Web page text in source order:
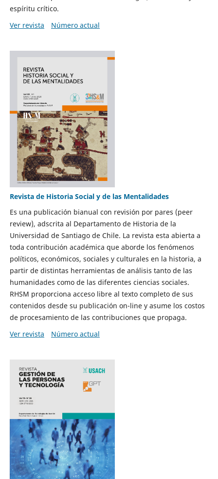
espíritu crítico.
Ver revista
Número actual
Revista de Historia Social y de las Mentalidades
Es una publicación bianual con revisión por pares (peer
review), adscrita al Departamento de Historia de la
Universidad de Santiago de Chile. La revista esta abierta a
toda contribución académica que aborde los fenómenos
políticos, económicos, sociales y culturales en la historia, a
partir de distintas herramientas de análisis tanto de las
humanidades como de las diferentes ciencias sociales.
RHSM proporciona acceso libre al texto completo de sus
contenidos desde su publicación on-line y asume los costos
de procesamiento de las contribuciones que propaga.
Ver revista
Número actual